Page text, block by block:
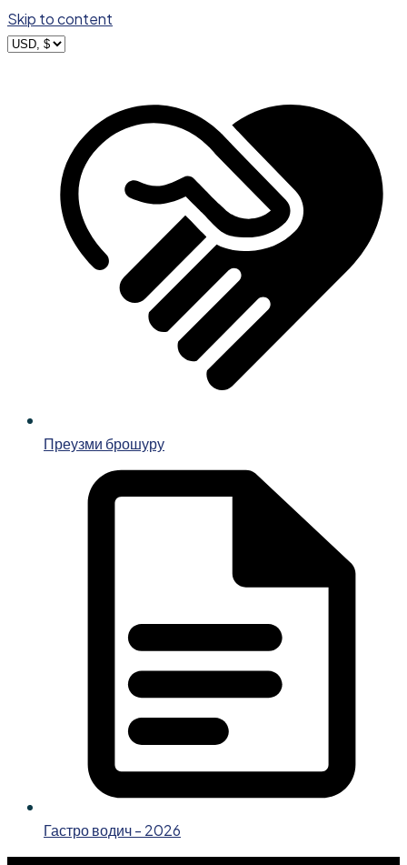
Skip to content
Преузми брошуру
Гастро водич - 2026